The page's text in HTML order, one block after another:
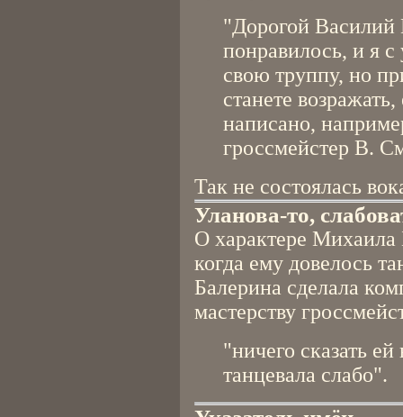
"Дорогой Василий
понравилось, и я с
свою труппу, но
станете
написано,
гроссмейстер В.
Так не состоялась
Уланова-то,
О характере Михаила
когда ему довелось
Балерина сделала
мастерству
"ничего сказать
танцевала слабо".